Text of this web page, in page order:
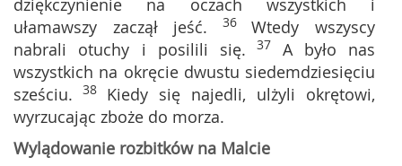
dziękczynienie na oczach wszystkich i
ułamawszy zaczął jeść. 36Wtedy wszyscy
nabrali otuchy i posilili się. 37 A było nas
wszystkich na okręcie dwustu siedemdziesięciu
sześciu. 38 Kiedy się najedli, ulżyli okrętowi,
wyrzucając zboże do morza.
Wylądowanie rozbitków na Malcie